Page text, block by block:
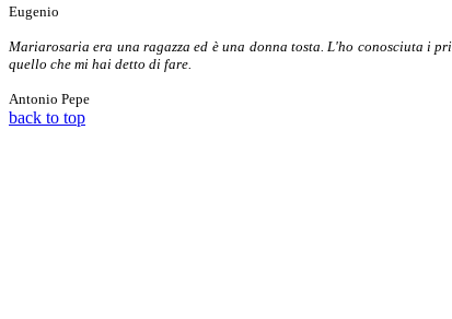
Eugenio
Mariarosaria era una ragazza ed è una donna tosta. L'ho conosciuta i
quello che mi hai detto di fare.
Antonio Pepe
back to top